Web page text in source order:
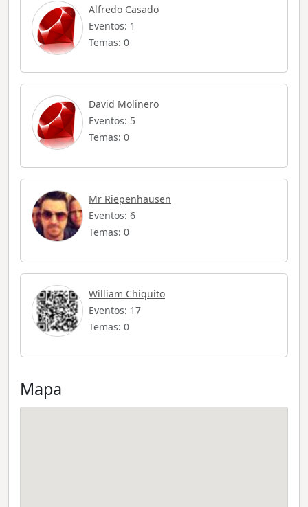
Alfredo Casado
Eventos: 1
Temas: 0
David Molinero
Eventos: 5
Temas: 0
Mr Riepenhausen
Eventos: 6
Temas: 0
William Chiquito
Eventos: 17
Temas: 0
Mapa